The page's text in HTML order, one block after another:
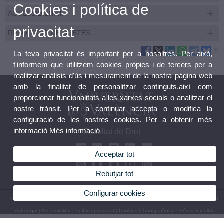
ACCESSIBILITAT:
RESOLUCIÓ DE DUBTES:
Facultat de Dret
© 2026 UV. - Avda. dels Tarongers s/n, 46022 València. Espanya. Tel. (+34) 96 386 41 00
Avís legal Accessibilitat Política privacitat Cookies Transparència Bústia Facultat
Cookies i política de
privacitat
La teva privacitat és important per a nosaltres. Per això,
t'informem que utilitzem cookies pròpies i de tercers per a
realitzar anàlisis d'ús i mesurament de la nostra pàgina web
amb la finalitat de personalitzar continguts,així com
proporcionar funcionalitats a les xarxes socials o analitzar el
nostre trànsit. Per a continuar accepta o modifica la
configuració de les nostres cookies. Per a obtenir més
informació Més informació
Acceptar tot
Rebutjar tot
Configurar cookies